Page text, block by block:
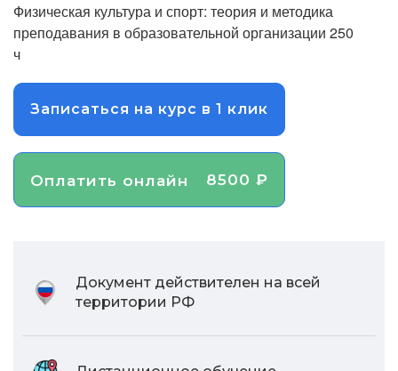
Физическая культура и спорт: теория и методика
преподавания в образовательной организации 250
ч
Записаться на курс в 1 клик
Оплатить онлайн 8500 ₽
Документ действителен на всей
территории РФ